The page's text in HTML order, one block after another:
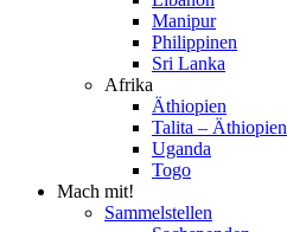
Manipur
Philippinen
Sri Lanka
Afrika
Äthiopien
Talita – Äthiopien
Uganda
Togo
Mach mit!
Sammelstellen